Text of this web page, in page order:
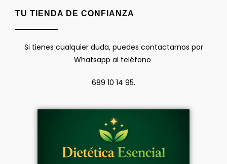
TU TIENDA DE CONFIANZA
Si tienes cualquier duda, puedes contactarnos por
Whatsapp al teléfono
689 10 14 95.